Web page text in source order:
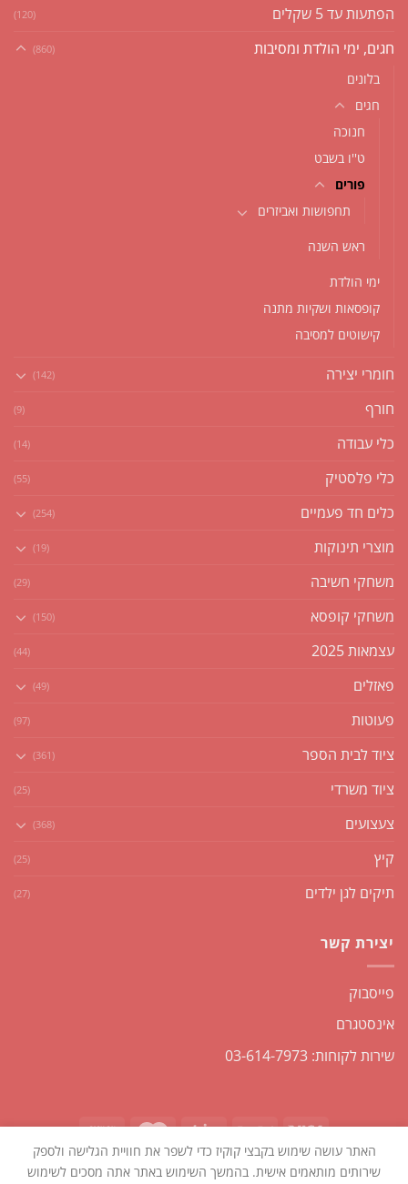
הפתעות עד 5 שקלים (120)
חגים, ימי הולדת ומסיבות (860)
בלונים
חגים
חנוכה
ט''ו בשבט
פורים
תחפושות ואביזרים
ראש השנה
ימי הולדת
קופסאות ושקיות מתנה
קישוטים למסיבה
חומרי יצירה (142)
חורף (9)
כלי עבודה (14)
כלי פלסטיק (55)
כלים חד פעמיים (254)
מוצרי תינוקות (19)
משחקי חשיבה (29)
משחקי קופסא (150)
עצמאות 2025 (44)
פאזלים (49)
פעוטות (97)
ציוד לבית הספר (361)
ציוד משרדי (25)
צעצועים (368)
קיץ (25)
תיקים לגן ילדים (27)
יצירת קשר
פייסבוק
אינסטגרם
שירות לקוחות: 03-614-7973
שקליקו
האתר עושה שימוש בקבצי קוקיז כדי לשפר את חוויית הגלישה ולספק
שירותים מותאמים אישית. בהמשך השימוש באתר אתה מסכים לשימוש